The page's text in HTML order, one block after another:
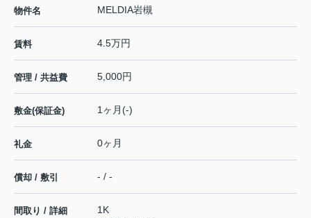
物件名 MELDIA岩槻
賃料 4.5万円
管理 / 共益費 5,000円
敷金(保証金) 1ヶ月(-)
礼金 0ヶ月
償却 / 敷引 - / -
間取り / 詳細
1K